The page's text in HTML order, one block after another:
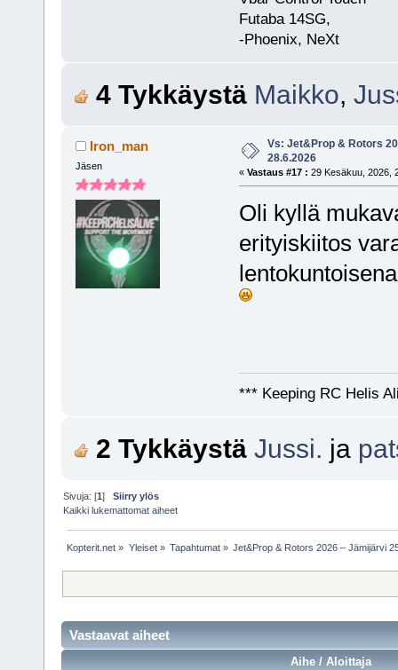
Futaba 14SG,
-Phoenix, NeXt
4 Tykkäystä Maikko,
Iron_man
Jäsen
Vs: Jet&Prop & Rotors
28.6.2026
« Vastaus #17 : 29 Kesäkuu, 2026,
Oli kyllä
erityiskiitos
*** Keeping RC Helis
2 Tykkäystä Jussi. ja
Sivuja: [1]Siirry ylös
Kaikki lukemattomat aiheet
Kopterit.net » Yleiset» Tapahtumat» Jet&Prop & Rotors 2026 – Jämijärvi
Vastaavat aiheet
Aihe / Aloittaja